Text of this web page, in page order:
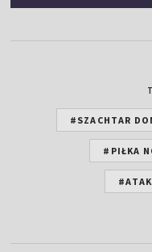
#SZACHTAR
#PIŁKA